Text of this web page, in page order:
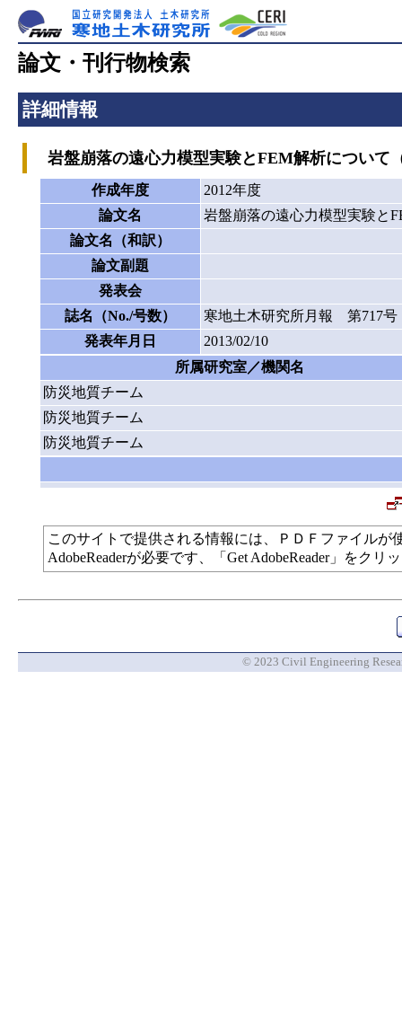
論文・刊行物検索
詳細情報
岩盤崩落の遠心力模型実験とFEM解析について
作成年度
2012年度
論文名
岩盤崩落の遠心力模型実験と
論文名（和訳）
論文副題
発表会
誌名（No./号数）
寒地土木研究所月報 第717号
発表年月日
2013/02/10
所属研究室／機関名
防災地質チーム
防災地質チーム
防災地質チーム
このサイトで提供される情報には、ＰＤＦファイル
AdobeReaderが必要です、「Get AdobeReader」をク
© 2023 Civil Engineering